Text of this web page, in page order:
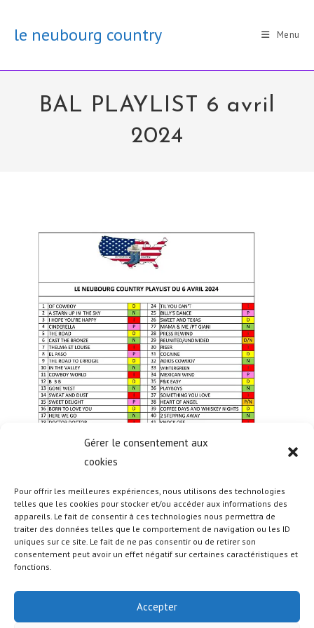
Gérer le consentement aux
cookies
Pour offrir les meilleures expériences, nous utilisons des technologies
telles que les cookies pour stocker et/ou accéder aux informations des
appareils. Le fait de consentir à ces technologies nous permettra de
traiter des données telles que le comportement de navigation ou les ID
uniques sur ce site. Le fait de ne pas consentir ou de retirer son
consentement peut avoir un effet négatif sur certaines caractéristiques et
fonctions.
Accepter
contentle neubourg country Menu
BAL PLAYLIST 6 avril
2024